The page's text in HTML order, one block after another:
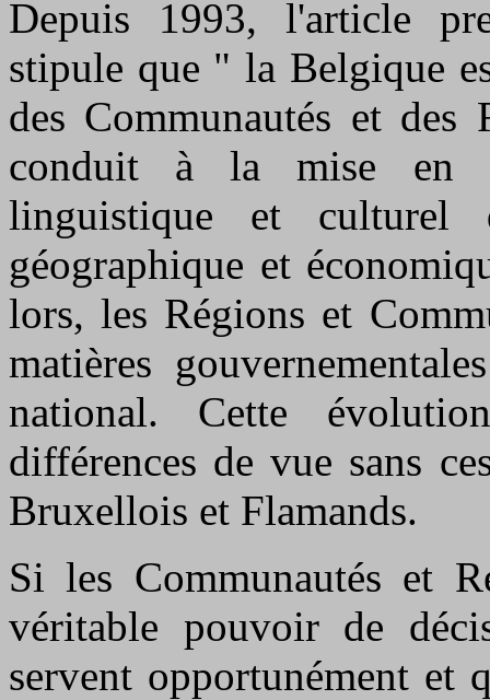
Depuis 1993, l'article
stipule que " la Belgique
des Communautés et
conduit à la mise en
linguistique et culturel
géographique et
lors, les Régions et
matières
national. Cette
différences de vue sans
Bruxellois et Flamands.
Si les Communautés et
véritable pouvoir de
servent opportunément et